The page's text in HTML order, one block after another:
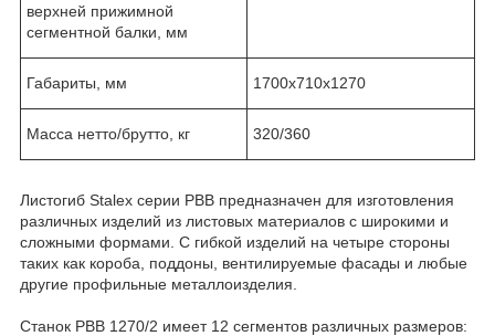
верхней прижимной
сегментной балки, мм
Габариты, мм 1700х710х1270
Масса нетто/брутто, кг 320/360
Листогиб Stalex серии PBB предназначен для изготовления
различных изделий из листовых материалов с широкими и
сложными формами. С гибкой изделий на четыре стороны
таких как короба, поддоны, вентилируемые фасады и любые
другие профильные металлоизделия.
Станок PBB 1270/2 имеет 12 сегментов различных размеров: